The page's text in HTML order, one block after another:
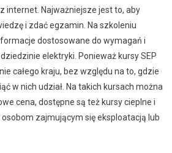
internet. Najważniejsze jest to, aby
i zdać egzamin. Na szkoleniu
dostosowane do wymagań i
elektryki. Ponieważ kursy SEP
całego kraju, bez względu na to, gdzie
w nich udział. Na takich kursach można
cena, dostępne są też kursy cieplne i
zajmującym się eksploatacją lub